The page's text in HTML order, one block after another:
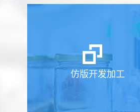
仿版开发加工